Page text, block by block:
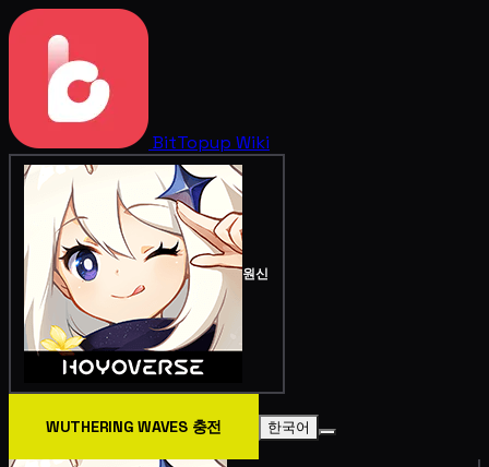
BitTopup Wiki
원신
WUTHERING WAVES 충전 한국어